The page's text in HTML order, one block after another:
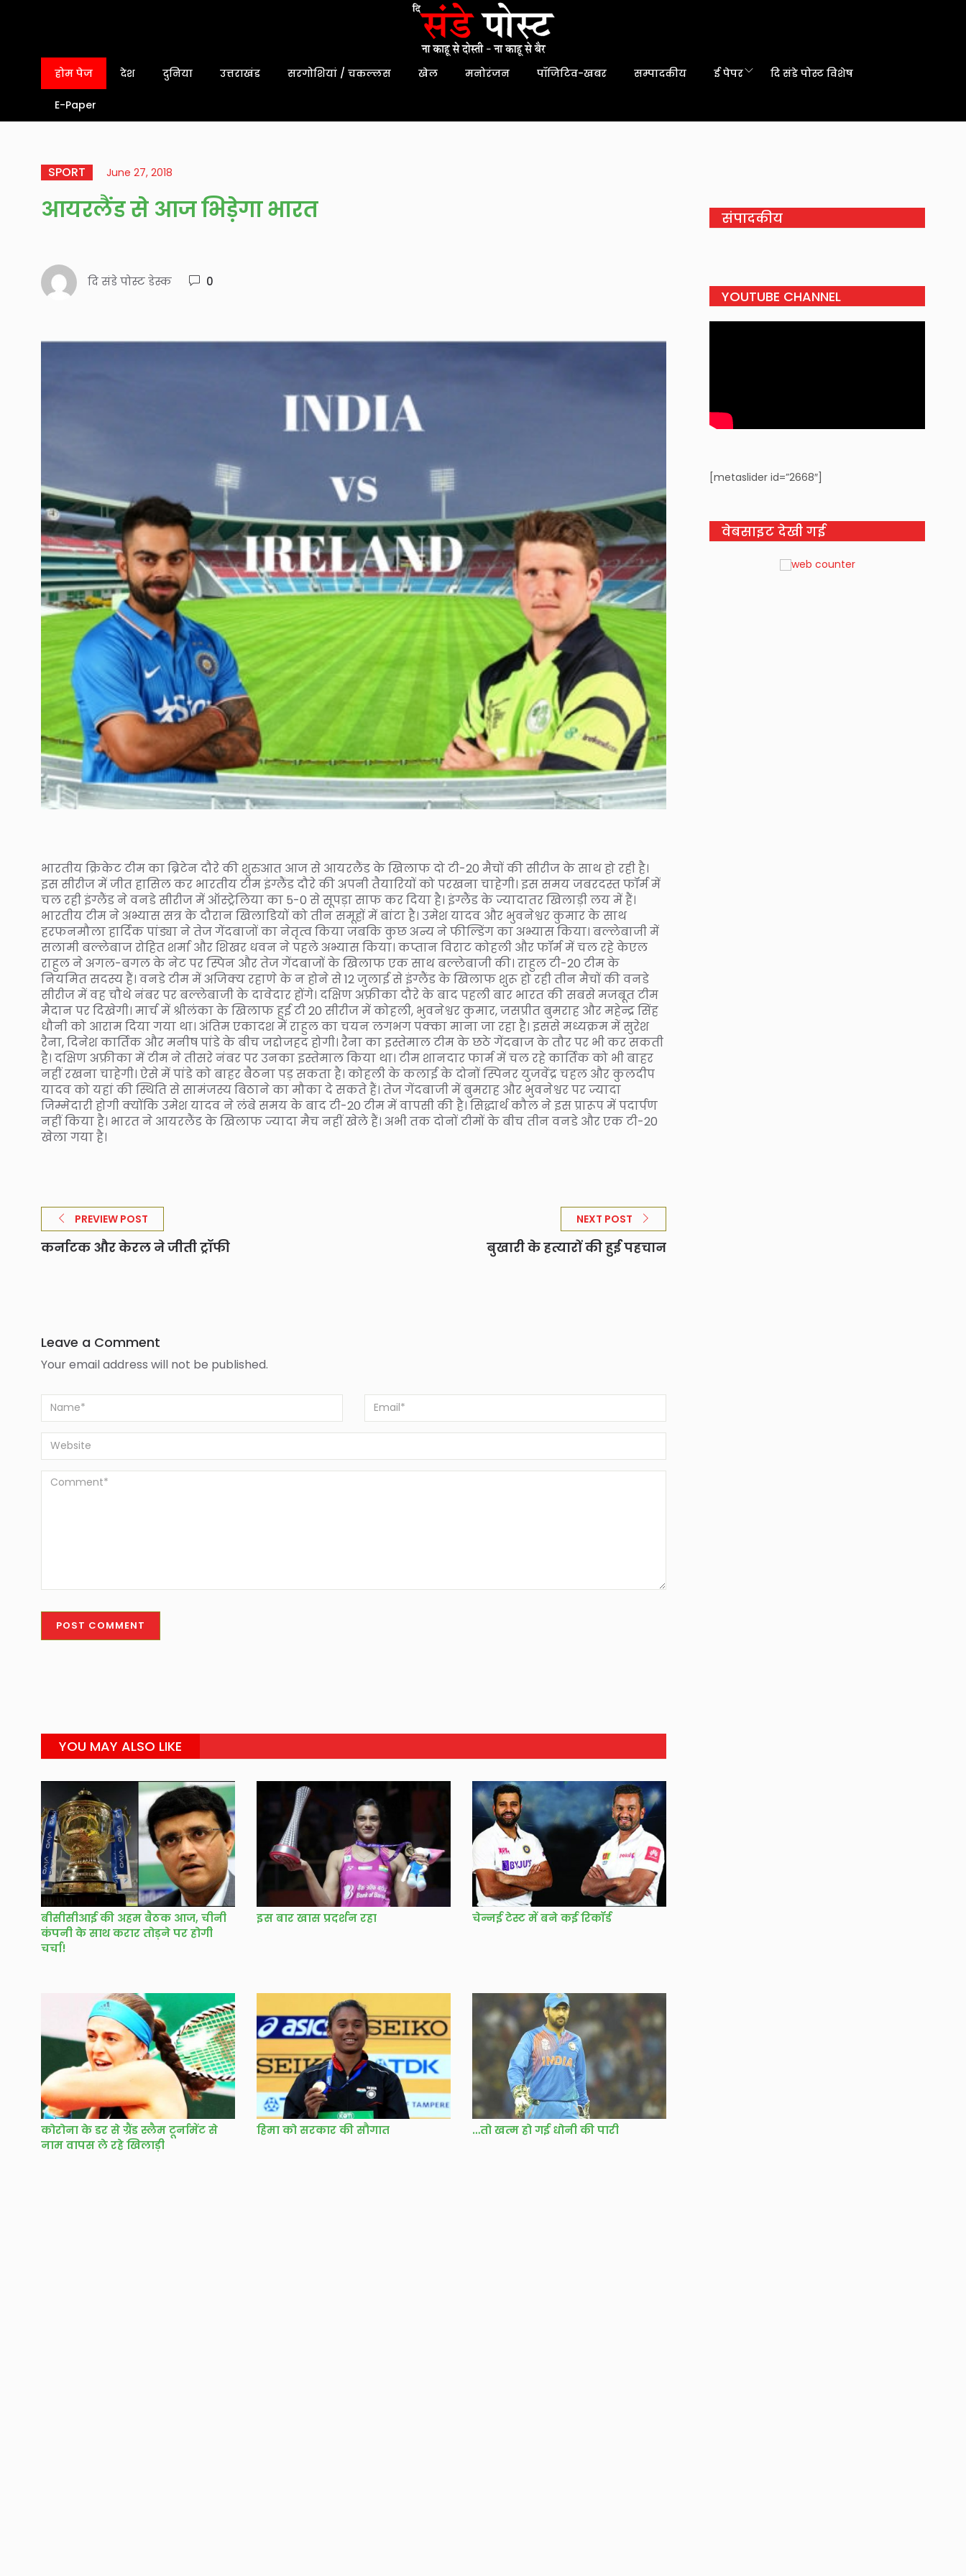
होम पेज देश दुनिया उत्तराखंड सरगोशियां / चकल्लस खेल मनोरंजन पॉजिटिव-खबर सम्पादकीय ई पेपर दि संडे पोस्ट विशेष
E-Paper
SPORT June 27, 2018
आयरलैंड से आज भिड़ेगा भारत
दि संडे पोस्ट डेस्क 0
भारतीय क्रिकेट टीम का ब्रिटेन दौरे की शुरुआत आज से आयरलैंड के खिलाफ दो टी-20 मैचों की सीरीज के साथ हो रही है।
इस सीरीज में जीत हासिल कर भारतीय टीम इंग्लैंड दौरे की अपनी तैयारियों को परखना चाहेगी। इस समय जबरदस्त फॉर्म में
चल रही इंग्लैंड ने वनडे सीरीज में ऑस्ट्रेलिया का 5-0 से सूपड़ा साफ कर दिया है। इंग्लैंड के ज्यादातर खिलाड़ी लय में हैं।
भारतीय टीम ने अभ्यास सत्र के दौरान खिलाडियों को तीन समूहों में बांटा है। उमेश यादव और भुवनेश्वर कुमार के साथ
हरफनमौला हार्दिक पांड्या ने तेज गेंदबाजों का नेतृत्व किया जबकि कुछ अन्य ने फील्डिंग का अभ्यास किया। बल्लेबाजी में
सलामी बल्लेबाज रोहित शर्मा और शिखर धवन ने पहले अभ्यास किया। कप्तान विराट कोहली और फॉर्म में चल रहे केएल
राहुल ने अगल-बगल के नेट पर स्पिन और तेज गेंदबाजों के खिलाफ एक साथ बल्लेबाजी की। राहुल टी-20 टीम के
नियमित सदस्य हैं। वनडे टीम में अजिक्य रहाणे के न होने से 12 जुलाई से इंग्लैंड के खिलाफ शुरू हो रही तीन मैचों की वनडे
सीरीज में वह चौथे नंबर पर बल्लेबाजी के दावेदार होंगे। दक्षिण अफ्रीका दौरे के बाद पहली बार भारत की सबसे मजबूत टीम
मैदान पर दिखेगी। मार्च में श्रीलंका के खिलाफ हुई टी 20 सीरीज में कोहली, भुवनेश्वर कुमार, जसप्रीत बुमराह और महेन्द्र सिंह
धौनी को आराम दिया गया था। अंतिम एकादश में राहुल का चयन लगभग पक्का माना जा रहा है। इससे मध्यक्रम में सुरेश
रैना, दिनेश कार्तिक और मनीष पांडे के बीच जद्दोजहद होगी। रैना का इस्तेमाल टीम के छठे गेंदबाज के तौर पर भी कर सकती
है। दक्षिण अफ्रीका में टीम ने तीसरे नंबर पर उनका इस्तेमाल किया था। टीम शानदार फार्म में चल रहे कार्तिक को भी बाहर
नहीं रखना चाहेगी। ऐसे में पांडे को बाहर बैठना पड़ सकता है। कोहली के कलाई के दोनों स्पिनर युजवेंद्र चहल और कुलदीप
यादव को यहां की स्थिति से सामंजस्य बिठाने का मौका दे सकते हैं। तेज गेंदबाजी में बुमराह और भुवनेश्वर पर ज्यादा
जिम्मेदारी होगी क्योंकि उमेश यादव ने लंबे समय के बाद टी-20 टीम में वापसी की है। सिद्धार्थ कौल ने इस प्रारूप में पदार्पण
नहीं किया है। भारत ने आयरलैंड के खिलाफ ज्यादा मैच नहीं खेले हैं। अभी तक दोनों टीमों के बीच तीन वनडे और एक टी-20
खेला गया है।
PREVIEW POST
कर्नाटक और केरल ने जीती ट्रॉफी
NEXT POST
बुखारी के हत्यारों की हुई पहचान
Leave a Comment
Your email address will not be published.
YOU MAY ALSO LIKE
बीसीसीआई की अहम बैठक आज, चीनी
कंपनी के साथ करार तोड़ने पर होगी
चर्चा!
इस बार खास प्रदर्शन रहा चेन्नई टेस्ट में बने कई रिकॉर्ड
कोरोना के डर से ग्रैंड स्लैम टूर्नामेंट से
नाम वापस ले रहे खिलाड़ी
हिमा को सरकार की सौगात …तो खत्म हो गई धोनी की पारी
संपादकीय
YOUTUBE CHANNEL
[metaslider id=”2668″]
वेबसाइट देखी गई